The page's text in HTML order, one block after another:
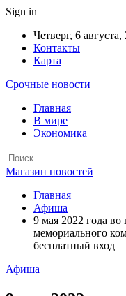
Sign in
Четверг, 6 августа,
Контакты
Карта
Срочные новости
Главная
В мире
Экономика
Магазин новостей
Главная
Афиша
9 мая 2022 года
мемориального
бесплатный вход
Афиша